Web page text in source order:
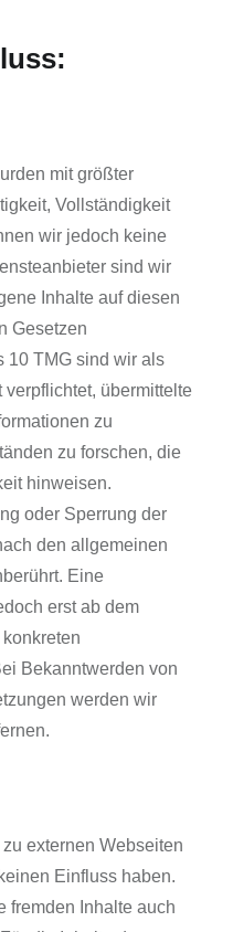
mit größter
Vollständigkeit
wir jedoch keine
sind wir
Inhalte auf diesen
Gesetzen
10 TMG sind wir als
übermittelte
zu
zu forschen, die
hinweisen.
oder Sperrung der
den allgemeinen
Eine
erst ab dem
Bekanntwerden von
werden wir
externen Webseiten
Einfluss haben.
fremden Inhalte auch